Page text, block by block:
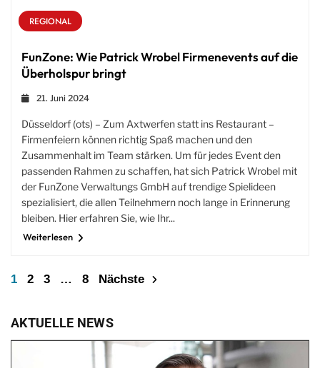
AKTUELLE NEWS
REGIONAL
FunZone: Wie Patrick Wrobel Firmenevents auf die
Überholspur bringt
21. Juni 2024
Düsseldorf (ots) – Zum Axtwerfen statt ins Restaurant –
Firmenfeiern können richtig Spaß machen und den
Zusammenhalt im Team stärken. Um für jedes Event den
passenden Rahmen zu schaffen, hat sich Patrick Wrobel mit
der FunZone Verwaltungs GmbH auf trendige Spielideen
spezialisiert, die allen Teilnehmern noch lange in Erinnerung
bleiben. Hier erfahren Sie, wie Ihr...
Weiterlesen
1 2 3 … 8 Nächste